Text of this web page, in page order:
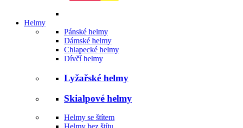
Helmy
Pánské helmy
Dámské helmy
Chlapecké helmy
Dívčí helmy
Lyžařské helmy
Skialpové helmy
Helmy se štítem